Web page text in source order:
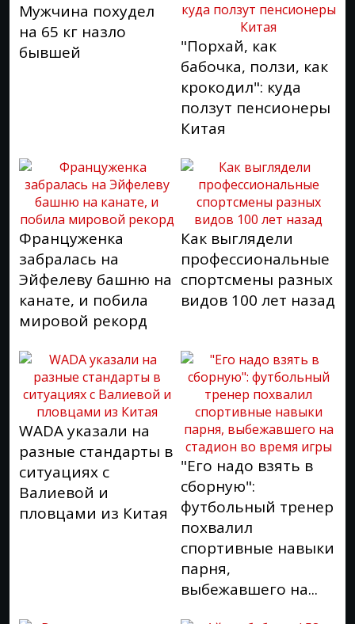
Мужчина похудел
на 65 кг назло
бывшей
"Порхай, как
бабочка, ползи, как
крокодил": куда
ползут пенсионеры
Китая
Француженка
забралась на
Эйфелеву башню на
канате, и побила
мировой рекорд
Как выглядели
профессиональные
спортсмены разных
видов 100 лет назад
WADA указали на
разные стандарты в
ситуациях с
Валиевой и
пловцами из Китая
"Его надо взять в
сборную":
футбольный тренер
похвалил
спортивные навыки
парня,
выбежавшего на...